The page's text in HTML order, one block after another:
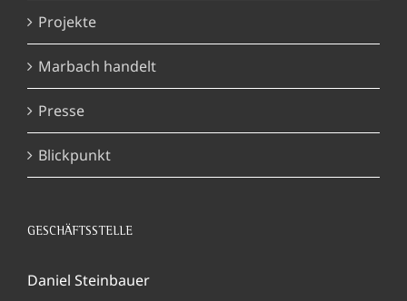
Projekte
Marbach handelt
Presse
Blickpunkt
GESCHÄFTSSTELLE
Daniel Steinbauer